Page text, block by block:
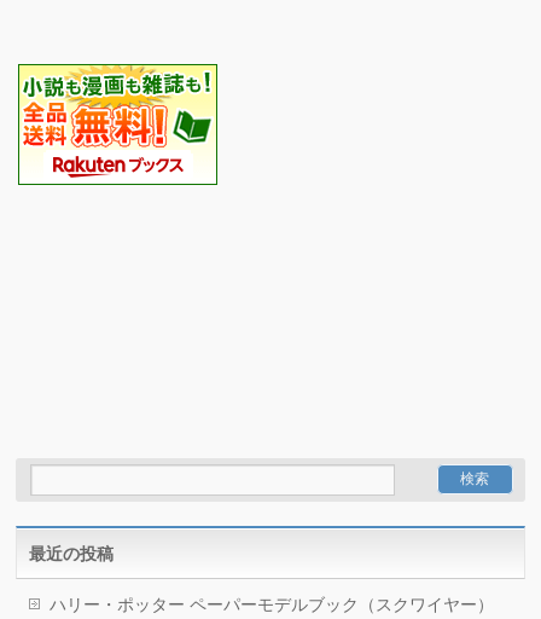
最近の投稿
ハリー・ポッター ペーパーモデルブック（スクワイヤー）